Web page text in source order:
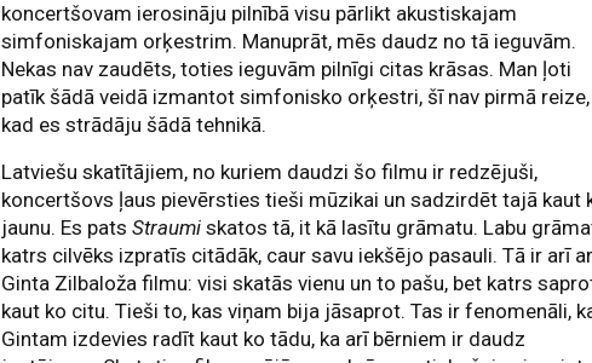
koncertšovam ierosināju pilnībā visu pārlikt akustiskajam
simfoniskajam orķestrim. Manuprāt, mēs daudz no tā ieguvām.
Nekas nav zaudēts, toties ieguvām pilnīgi citas krāsas. Man ļoti
patīk šādā veidā izmantot simfonisko orķestri, šī nav pirmā reize,
kad es strādāju šādā tehnikā.
Latviešu skatītājiem, no kuriem daudzi šo filmu ir redzējuši,
koncertšovs ļaus pievērsties tieši mūzikai un sadzirdēt tajā kaut
jaunu. Es patsStraumiskatos tā, it kā lasītu grāmatu. Labu
katrs cilvēks izpratīs citādāk, caur savu iekšējo pasauli. Tā ir arī ar
Ginta Zilbaloža filmu: visi skatās vienu un to pašu, bet katrs
kaut ko citu. Tieši to, kas viņam bija jāsaprot. Tas ir fenomenāli,
Gintam izdevies radīt kaut ko tādu, ka arī bērniem ir daudz